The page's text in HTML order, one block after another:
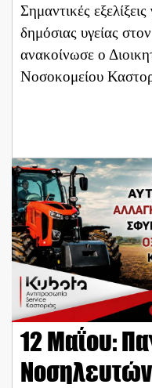
Σημαντικές
δημόσιας υγείας
ανακοίνωσε ο
Νοσοκομείου
12 Μαΐου:
Νοσηλευτών